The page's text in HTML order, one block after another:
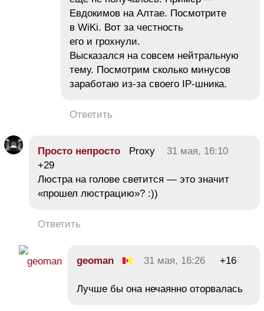
Евдокимов на Алтае. Посмотрите
в WiKi. Вот за честность
его и грохнули.
Высказался на совсем нейтральную
тему. Посмотрим сколько минусов
заработаю из-за своего IP-шника.
Ответить
Просто непросто Proxy
31 мая, 16:10
+29
Люстра на голове светится — это значит
«прошел люстрацию»? :))
Ответить
geoman 31 мая, 16:26 +16
Лучше бы она нечаянно оторвалась